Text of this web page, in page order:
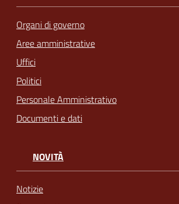
Organi di governo
Aree amministrative
Uffici
Politici
Personale Amministrativo
Documenti e dati
NOVITÀ
Notizie